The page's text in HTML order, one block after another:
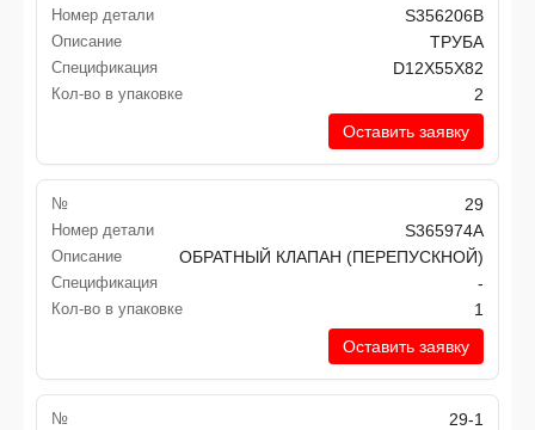
Номер детали S356206B
Описание ТРУБА
Спецификация D12X55X82
Кол-во в упаковке
2
Оставить заявку
№ 29
Номер детали S365974A
Описание ОБРАТНЫЙ КЛАПАН (ПЕРЕПУСКНОЙ)
Спецификация -
Кол-во в упаковке
1
Оставить заявку
№ 29-1